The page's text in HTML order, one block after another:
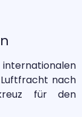
nach
für den